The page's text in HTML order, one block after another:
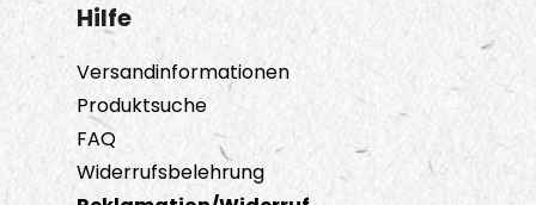
Hilfe
Versandinformationen
Produktsuche
FAQ
Widerrufsbelehrung